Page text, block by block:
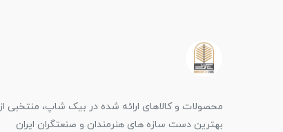
محصولات و کالاهای ارائه شده در بیک شاپ، منتخبی از
بهترین دست سازه های هنرمندان و صنعتگران ایران